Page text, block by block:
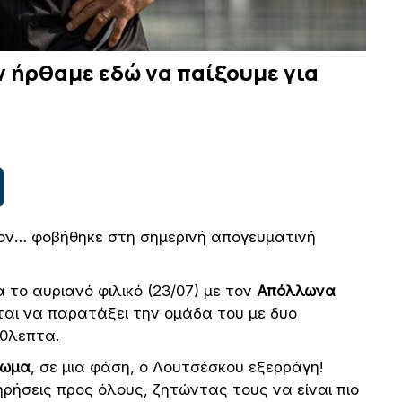
εδώ να παίξουμε για
φοβήθηκε στη σημερινή απογευματινή
αυριανό φιλικό (23/07) με τον Απόλλωνα
να παρατάξει την ομάδα του με δυο
, σε μια φάση, ο Λουτσέσκου εξερράγη!
προς όλους, ζητώντας τους να είναι πιο